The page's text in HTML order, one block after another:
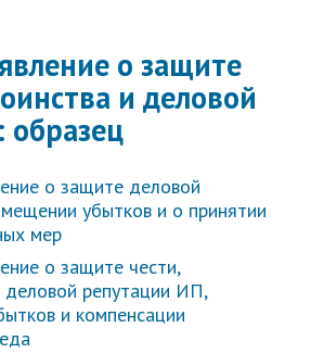
о защите
и деловой
образец
о защите деловой
убытков и о принятии
мер
о защите чести,
деловой репутации ИП,
и компенсации